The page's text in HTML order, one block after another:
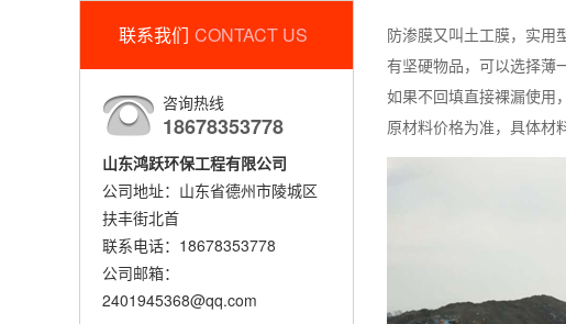
联系我们 CONTACT US
咨询热线
18678353778
山东鸿跃环保工程有限公司
公司地址：山东省德州市陵城区
扶丰街北首
联系电话：18678353778
公司邮箱：
2401945368@qq.com
防渗膜又叫土工膜，实用
有坚硬物品，可以选择薄
如果不回填直接裸漏使用
原材料价格为准，具体材